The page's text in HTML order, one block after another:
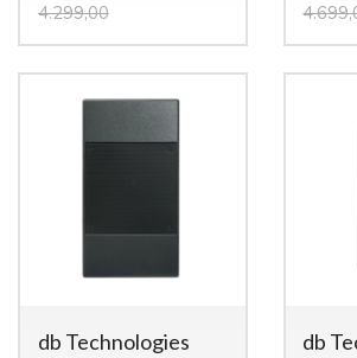
4.299,00
db Technologies
db